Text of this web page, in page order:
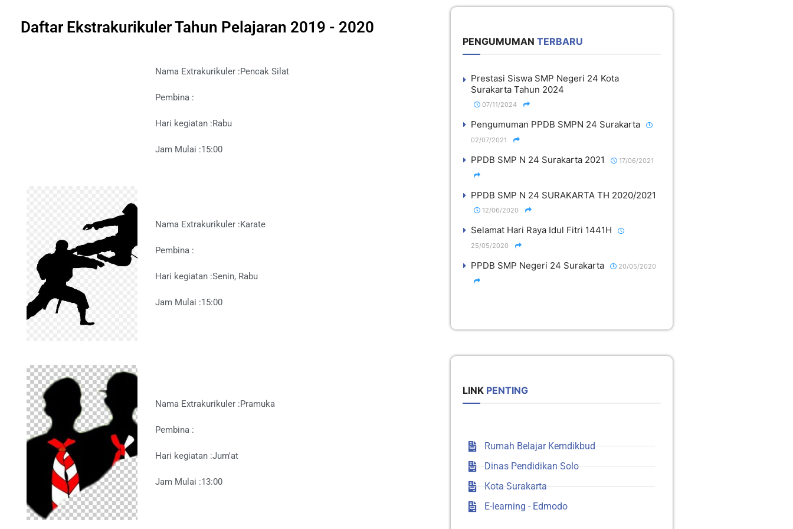
Daftar Ekstrakurikuler Tahun Pelajaran 2019 - 2020
Nama Extrakurikuler :Pencak Silat
Pembina :
Hari kegiatan :Rabu
Jam Mulai :15:00
Nama Extrakurikuler :Karate
Pembina :
Hari kegiatan :Senin, Rabu
Jam Mulai :15:00
Nama Extrakurikuler :Pramuka
Pembina :
Hari kegiatan :Jum'at
Jam Mulai :13:00
PENGUMUMAN TERBARU
Prestasi Siswa SMP Negeri 24 Kota
Surakarta Tahun 2024
07/11/2024
Pengumuman PPDB SMPN 24 Surakarta
02/07/2021
PPDB SMP N 24 Surakarta 2021 17/06/2021
PPDB SMP N 24 SURAKARTA TH 2020/2021
12/06/2020
Selamat Hari Raya Idul Fitri 1441H
25/05/2020
PPDB SMP Negeri 24 Surakarta 20/05/2020
LINKPENTING
Rumah Belajar Kemdikbud
Dinas Pendidikan Solo
Kota Surakarta
E-learning - Edmodo